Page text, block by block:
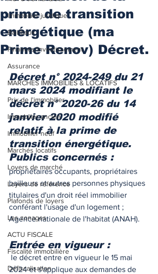
Immobilier juridique
Bail/baux
Finances/Investissement
Assurance
MARCHES IMMOBILIES & LOCATIFS
Prix de l'immobilier
Immobilier ancien
Immobilier neuf
Marchés locatifs
Loyers de marché
Loyers de référence
Plafonds de loyers
Les zonages
ACTU FISCALE
Fiscalité immobilière
Défiscalisation
prime de transition
enérgétique (ma
Prime Renov) Décret.
Décret n° 2024-249 du 21
mars 2024 modifiant le
décret n° 2020-26 du 14
janvier 2020 modifié
relatif à la prime de
transition énergétique.
Publics concernés :
propriétaires occupants, propriétaires
bailleurs et autres personnes physiques
titulaires d'un droit réel immobilier
conférant l'usage d'un logement ;
Agence nationale de l'habitat (ANAH).
Entrée en vigueur :
2024 et s'applique aux demandes de